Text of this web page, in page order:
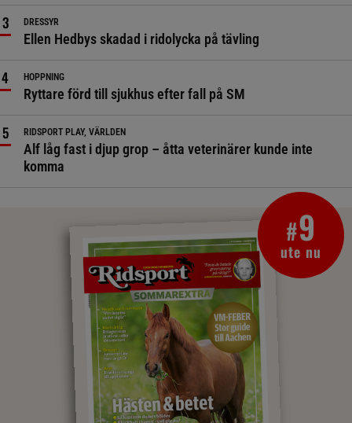
DRESSYR
Ellen Hedbys skadad i ridolycka på tävling
HOPPNING
Ryttare förd till sjukhus efter fall på SM
RIDSPORT PLAY, VÄRLDEN
Alf låg fast i djup grop – åtta veterinärer kunde inte
komma
#9
ute nu